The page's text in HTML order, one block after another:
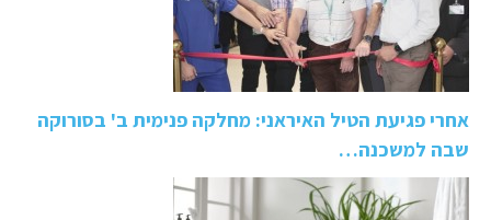
אחרי פגיעת הטיל האיראני: מחלקה פנימית ב' בסורוקה
שבה למשכנה…